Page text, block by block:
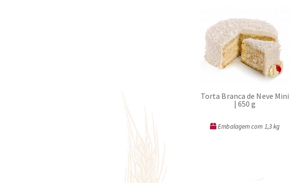
Torta Branca de Neve Mini
| 650 g
Embalagem com 1,3 kg